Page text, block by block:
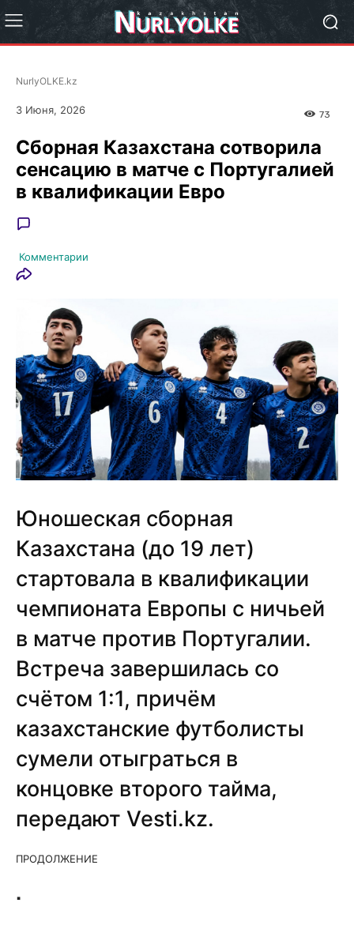
NurlyOLKE.kz
3 Июня, 2026 73
Сборная Казахстана сотворила
сенсацию в матче с Португалией
в квалификации Евро
Комментарии
Юношеская сборная
Казахстана (до 19 лет)
стартовала в квалификации
чемпионата Европы с ничьей
в матче против Португалии.
Встреча завершилась со
счётом 1:1, причём
казахстанские футболисты
сумели отыграться в
концовке второго тайма,
передают Vesti.kz.
ПРОДОЛЖЕНИЕ
▪